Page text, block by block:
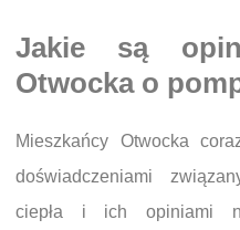
Jakie są
Otwocka o
Mieszkańcy Otwocka
doświadczeniami
ciepła i ich opiniami